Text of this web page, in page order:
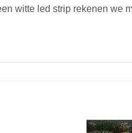
witte led strip rekenen we